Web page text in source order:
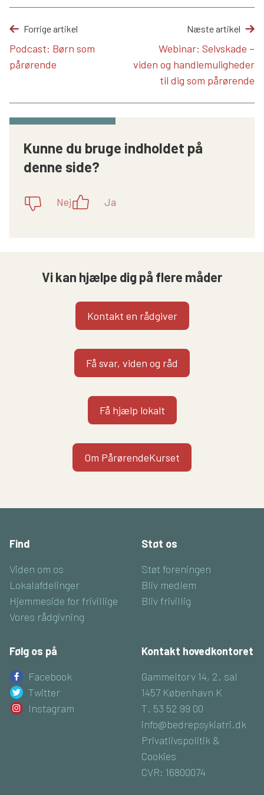
Forrige artikel
Podcast: Børn som
pårørende
Næste artikel
Webinar: Selvskade –
viden og handlemuligheder
til dig som pårørende
Kunne du bruge indholdet på
denne side?
Nej Ja
Vi kan hjælpe dig på flere måder
Kontakt en rådgiver
Få svar, viden og råd
Få hjælp lokalt
Om PårørendeKurset
Find
Viden om os
Lokalafdelinger
Hjemmeside for frivillige
Vores rådgivning
Støt os
Støt foreningen
Bliv medlem
Bliv frivillig
Følg os på
Facebook
Twitter
Instagram
Kontakt hovedkontoret
Gammeltorv 14, 2. sal
1457 København K
T. 53 52 99 00
info@bedrepsykiatri.dk
Privatlivspolitik &
Cookies
CVR: 16800074